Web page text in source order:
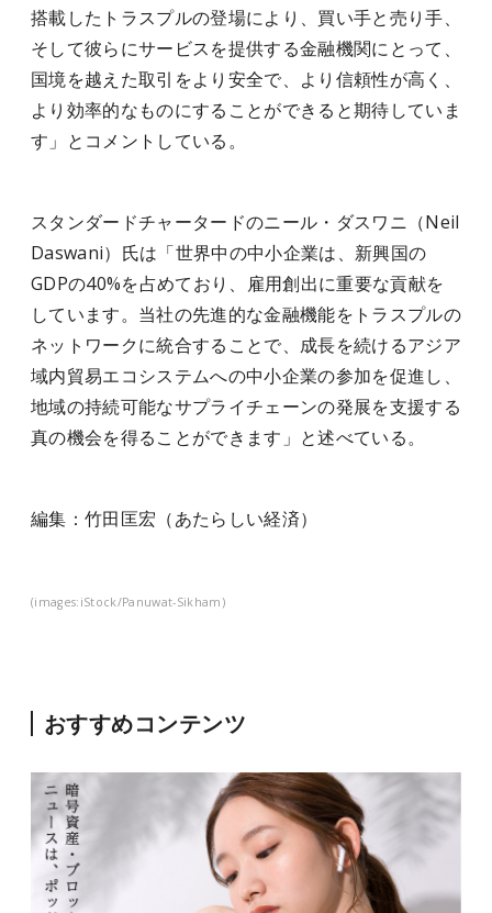
搭載したトラスプルの登場により、買い手と売り手、
そして彼らにサービスを提供する金融機関にとって、
国境を越えた取引をより安全で、より信頼性が高く、
より効率的なものにすることができると期待していま
す」とコメントしている。
スタンダードチャータードのニール・ダスワニ（Neil
Daswani）氏は「世界中の中小企業は、新興国の
GDPの40%を占めており、雇用創出に重要な貢献を
しています。当社の先進的な金融機能をトラスプルの
ネットワークに統合することで、成長を続けるアジア
域内貿易エコシステムへの中小企業の参加を促進し、
地域の持続可能なサプライチェーンの発展を支援する
真の機会を得ることができます」と述べている。
編集：竹田匡宏（あたらしい経済）
(images:iStock/Panuwat-Sikham)
おすすめコンテンツ